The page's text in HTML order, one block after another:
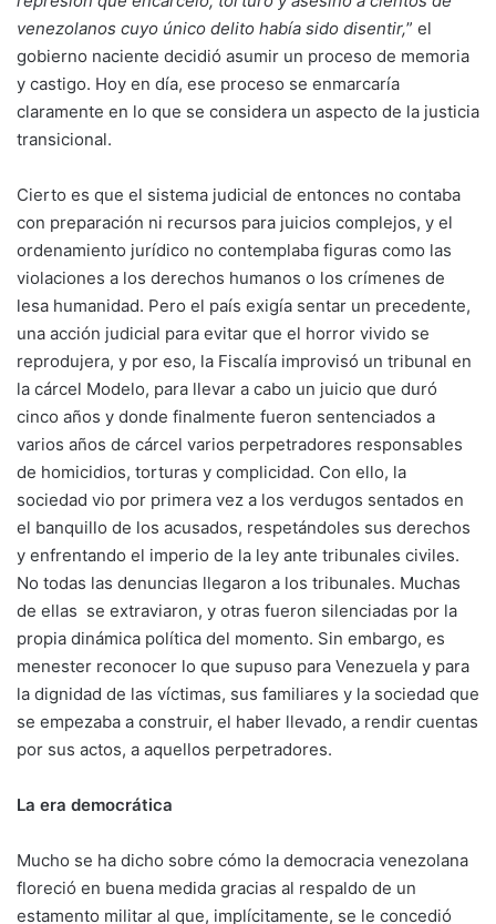
venezolanos cuyo único delito había sido disentir,” el
gobierno naciente decidió asumir un proceso de memoria
y castigo. Hoy en día, ese proceso se enmarcaría
claramente en lo que se considera un aspecto de la justicia
transicional.
Cierto es que el sistema judicial de entonces no contaba
con preparación ni recursos para juicios complejos, y el
ordenamiento jurídico no contemplaba figuras como las
violaciones a los derechos humanos o los crímenes de
lesa humanidad. Pero el país exigía sentar un precedente,
una acción judicial para evitar que el horror vivido se
reprodujera, y por eso, la Fiscalía improvisó un tribunal en
la cárcel Modelo, para llevar a cabo un juicio que duró
cinco años y donde finalmente fueron sentenciados a
varios años de cárcel varios perpetradores responsables
de homicidios, torturas y complicidad. Con ello, la
sociedad vio por primera vez a los verdugos sentados en
el banquillo de los acusados, respetándoles sus derechos
y enfrentando el imperio de la ley ante tribunales civiles.
No todas las denuncias llegaron a los tribunales. Muchas
de ellas se extraviaron, y otras fueron silenciadas por la
propia dinámica política del momento. Sin embargo, es
menester reconocer lo que supuso para Venezuela y para
la dignidad de las víctimas, sus familiares y la sociedad que
se empezaba a construir, el haber llevado, a rendir cuentas
por sus actos, a aquellos perpetradores.
La era democrática
Mucho se ha dicho sobre cómo la democracia venezolana
floreció en buena medida gracias al respaldo de un
estamento militar al que, implícitamente, se le concedió